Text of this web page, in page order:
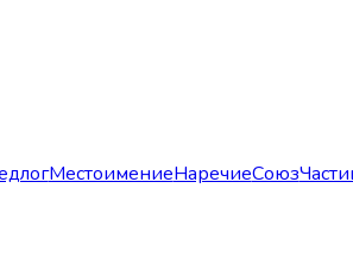
МестоимениеНаречиеСоюз